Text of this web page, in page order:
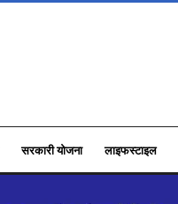
सरकारी योजना लाइफस्टाइल